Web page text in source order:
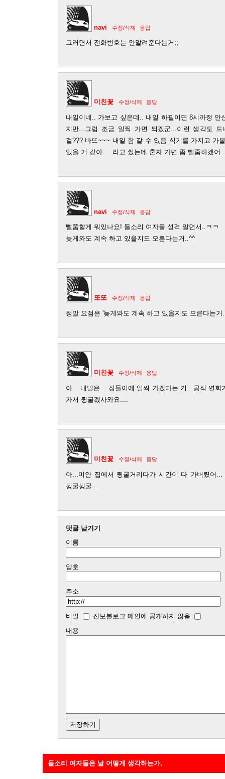
navi 수정/삭제 응답
그러면서 전화번호는 안알려준다는거;;
미친꽃 수정/삭제 응답
내일이네.. 가보고 싶은데.. 내일 하필이면 8시까정 안
지만...그럼 조금 일찍 가면 되겠군...이런 생각도
걸??? 바뜨~~~ 내일 함 갈 수 있음 식기를 가지고 가
있을 거 같아.....라고 썼는데 혼자 가면 좀 뻘줌하겠어
navi 수정/삭제 응답
뻘쭘할게 뭐있나요! 들소리 여자들 성격 알면서..ㅋㅋ
늦게와도 계속 하고 있을지도 모른다는거..^^
또또 수정/삭제 응답
정말 요점은 '늦게와도 계속 하고 있을지도 모른다는거
미친꽃 수정/삭제 응답
아... 내말은... 집들이에 일찍 가겠다는 거.. 공식 연회
가서 뒹굴겠사와요....
미친꽃 수정/삭제 응답
아...미안 집에서 뒹굴거리다가 시간이 다 가버렸어
뒹굴뒹굴...
댓글 남기기
이름
암호
주소
비밀
진보블로그 메인에 공개하지 않음
내용
들소리 여자들은 날 어떻게 생각하는가,